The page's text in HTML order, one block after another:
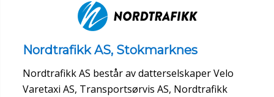
Nordtrafikk AS, Stokmarknes
Nordtrafikk AS består av datterselskaper Velo
Varetaxi AS, Transportsørvis AS, Nordtrafikk